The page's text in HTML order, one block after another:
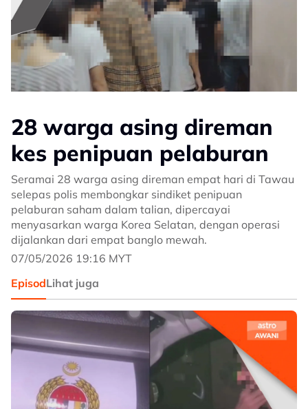
28 warga asing direman
kes penipuan pelaburan
Seramai 28 warga asing direman empat hari di Tawau
selepas polis membongkar sindiket penipuan
pelaburan saham dalam talian, dipercayai
menyasarkan warga Korea Selatan, dengan operasi
dijalankan dari empat banglo mewah.
07/05/2026 19:16 MYT
EpisodLihat juga